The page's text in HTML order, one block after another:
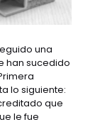
una
han sucedido
lo siguiente:
que
le fue